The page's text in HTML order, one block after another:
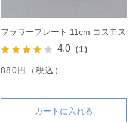
フラワープレート 11cm コスモス
4.0 （1）
880円（税込）
カートに入れる